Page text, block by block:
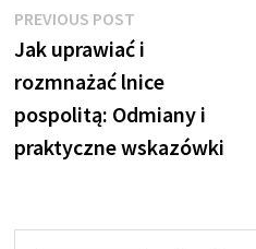
Nawigacja
wpisu
PREVIOUS POST
post:
Jak uprawiać i
rozmnażać lnice
pospolitą: Odmiany i
praktyczne wskazówki